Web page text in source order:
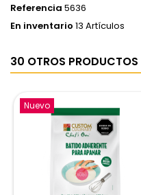
Referencia 5636
En inventario 13 Artículos
30 OTROS
Nuevo